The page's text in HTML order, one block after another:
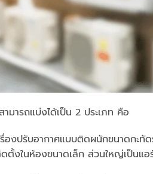
ามารถแบ่งได้เป็น 2 ประเภท คือ
งปรับอากาศแบบติดผนักขนาดกะทัด
งในห้องขนาดเล็ก ส่วนใหญ่เป็นแ